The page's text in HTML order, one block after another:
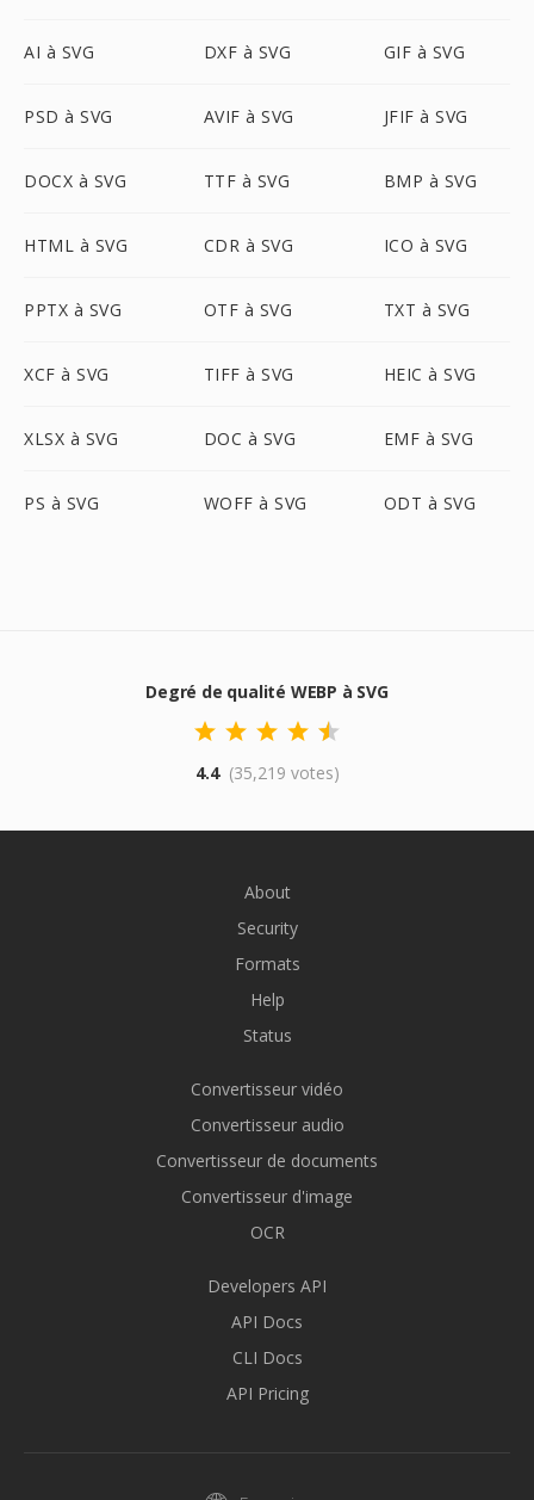
AI à SVG DXF à SVG GIF à SVG
PSD à SVG AVIF à SVG JFIF à SVG
DOCX à SVG TTF à SVG BMP à SVG
HTML à SVG CDR à SVG ICO à SVG
PPTX à SVG OTF à SVG TXT à SVG
XCF à SVG TIFF à SVG HEIC à SVG
XLSX à SVG DOC à SVG EMF à SVG
PS à SVG WOFF à SVG ODT à SVG
Degré de qualité WEBP à SVG
4.4 (35,219 votes)
About
Security
Formats
Help
Status
Convertisseur vidéo
Convertisseur audio
Convertisseur de documents
Convertisseur d'image
OCR
Developers API
API Docs
CLI Docs
API Pricing